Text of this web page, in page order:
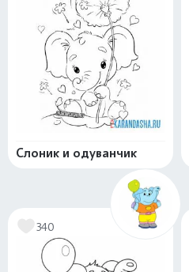
Слоник и одуванчик
340